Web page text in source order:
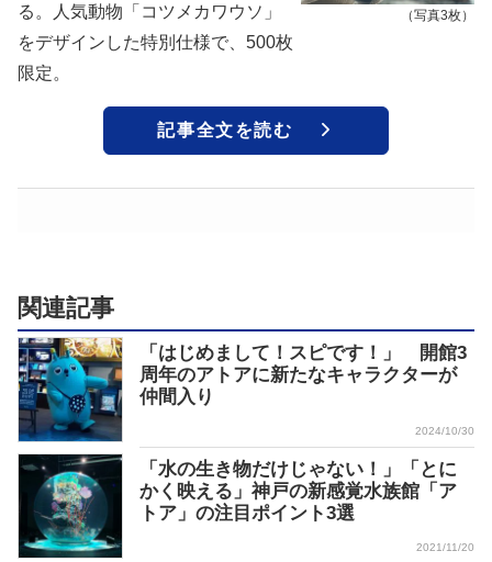
（写真3枚）
る。人気動物「コツメカワウソ」
をデザインした特別仕様で、500枚
限定。
記事全文を読む
関連記事
「はじめまして！スピです！」 開館3
周年のアトアに新たなキャラクターが
仲間入り
2024/10/30
「水の生き物だけじゃない！」「とに
かく映える」神戸の新感覚水族館「ア
トア」の注目ポイント3選
2021/11/20